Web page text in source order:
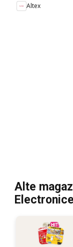
Altex
Alte
Electronice